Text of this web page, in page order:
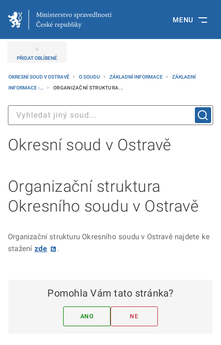
MENU
PŘIDAT OBLÍBENÉ
OKRESNÍ SOUD V OSTRAVĚ O SOUDU ZÁKLADNÍ INFORMACE
ZÁKLADNÍ
INFORMACE -...
ORGANIZAČNÍ STRUKTURA...
Okresní soud v Ostravě
Organizační struktura
Okresního soudu v Ostravě
Organizační strukturu Okresního soudu v Ostravě najdete ke
stažení zde .
Pomohla Vám tato stránka?
ANO NE